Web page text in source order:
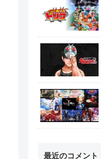
最近のコメント